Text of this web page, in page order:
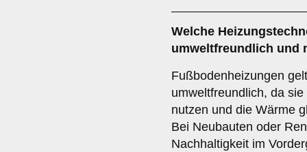
Welche
umweltfreundlich und
Fußbodenheizungen
umweltfreundlich, da
nutzen und die Wärme
Bei Neubauten oder
Nachhaltigkeit im